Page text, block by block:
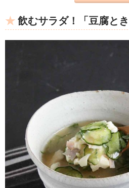
飲むサラダ！「豆腐と